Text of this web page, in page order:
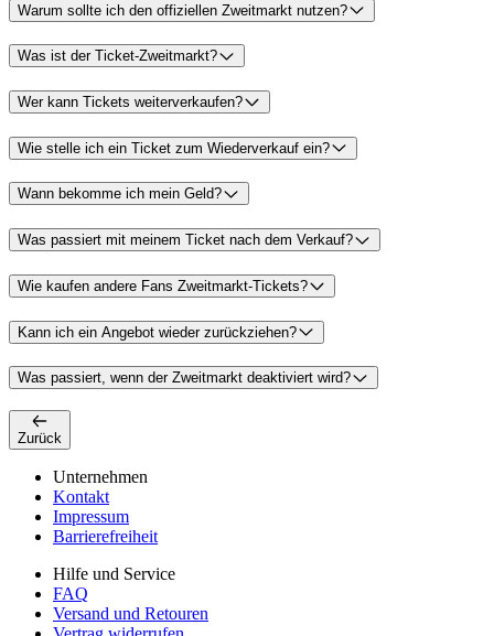
Warum sollte ich den offiziellen Zweitmarkt nutzen?
Was ist der Ticket-Zweitmarkt?
Wer kann Tickets weiterverkaufen?
Wie stelle ich ein Ticket zum Wiederverkauf ein?
Wann bekomme ich mein Geld?
Was passiert mit meinem Ticket nach dem Verkauf?
Wie kaufen andere Fans Zweitmarkt-Tickets?
Kann ich ein Angebot wieder zurückziehen?
Was passiert, wenn der Zweitmarkt deaktiviert wird?
Zurück
Unternehmen
Kontakt
Impressum
Barrierefreiheit
Hilfe und Service
FAQ
Versand und Retouren